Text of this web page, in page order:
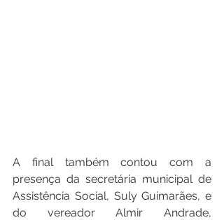
A final também contou com a
presença da secretária municipal de
Assistência Social, Suly Guimarães, e
do vereador Almir Andrade,